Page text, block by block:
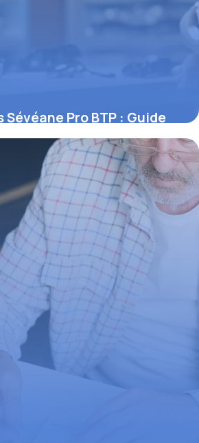
Pro BTP : Guide